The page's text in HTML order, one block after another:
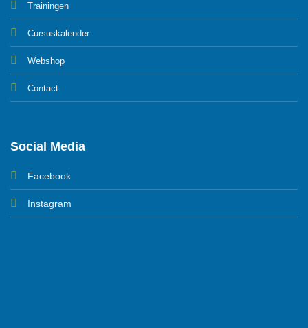
Trainingen
Cursuskalender
Webshop
Contact
Social Media
Facebook
Instagram